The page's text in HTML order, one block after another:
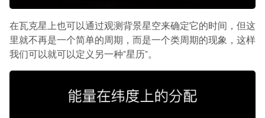
在瓦克星上也可以通过观测背景星空来确定它的时间，但这
里就不再是一个简单的周期，而是一个类周期的现象，这样
我们可以就可以定义另一种"星历"。